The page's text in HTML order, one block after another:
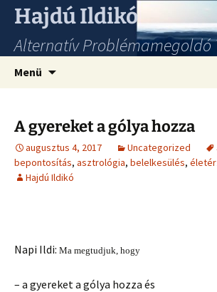
Hajdú Ildikó
Alternatív Problémamegoldó
Menü
A gyereket a gólya hozza
augusztus 4, 2017 Uncategorized
bepontosítás, asztrológia, belelkesülés,
Hajdú Ildikó
Napi Ildi: Ma megtudjuk, hogy
– a gyereket a gólya hozza és